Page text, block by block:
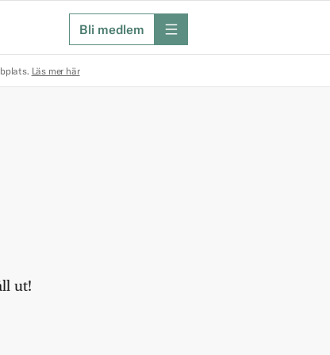
Bli medlem meny
Läs mer här
ut!